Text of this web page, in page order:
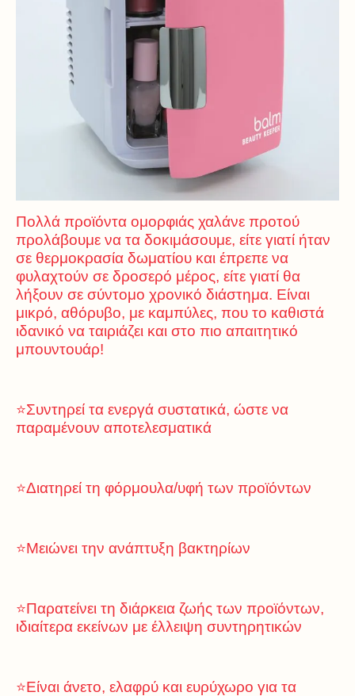
Πολλά προϊόντα ομορφιάς χαλάνε προτού
προλάβουμε να τα δοκιμάσουμε, είτε γιατί ήταν
σε θερμοκρασία δωματίου και έπρεπε να
φυλαχτούν σε δροσερό μέρος, είτε γιατί θα
λήξουν σε σύντομο χρονικό διάστημα. Είναι
μικρό, αθόρυβο, με καμπύλες, που το καθιστά
ιδανικό να ταιριάζει και στο πιο απαιτητικό
μπουντουάρ!
⭐Συντηρεί τα ενεργά συστατικά, ώστε να
παραμένουν αποτελεσματικά
⭐Διατηρεί τη φόρμουλα/υφή των προϊόντων
⭐Μειώνει την ανάπτυξη βακτηρίων
⭐Παρατείνει τη διάρκεια ζωής των προϊόντων,
ιδιαίτερα εκείνων με έλλειψη συντηρητικών
⭐Είναι άνετο, ελαφρύ και ευρύχωρο για τα